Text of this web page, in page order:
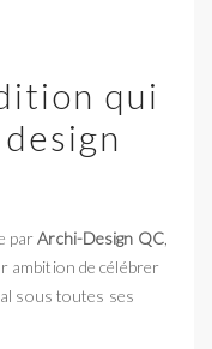
qui
parArchi-Design QC,
ambition de célébrer
sous toutes ses